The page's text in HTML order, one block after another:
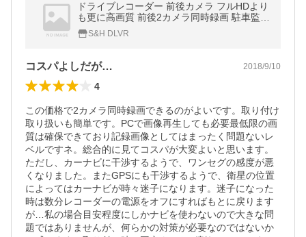
ドライブレコーダー 前後カメラ フルHDより
も更に高画質 前後2カメラ同時録画 駐車監視
先進運転支援機能搭載
S&H DLVR
コスパよしだが… 2018/9/10
4
この価格で2カメラ同時録画できるのがよいです。取り付け
取り扱いも簡単です。PCで画像再生しても必要最低限の画
質は確保できており記録画像としてはまったく問題ないレ
ベルですネ。総合的に見てコスパが大変よいと思います。
ただし、カーナビに干渉するようで、ワンセグの感度が悪
くなりました。またGPSにも干渉するようで、衛星の位置
によってはカーナビが時々迷子になります。迷子になった
時は数分レコーダーの電源をオフにすればもとに戻ります
が…私の場合目安程度にしかナビを使わないので大きな問
題ではありませんが、何らかの対策が必要なのではないか